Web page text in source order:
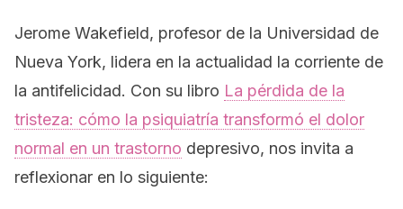
Jerome Wakefield, profesor de la Universidad de
Nueva York, lidera en la actualidad la corriente de
la antifelicidad. Con su libro La pérdida de la
tristeza: cómo la psiquiatría transformó el dolor
normal en un trastorno depresivo, nos invita a
reflexionar en lo siguiente: